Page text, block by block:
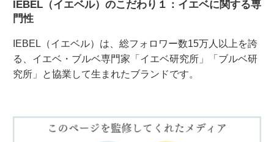
IEBEL（イエベル）のこだわり１：イエベに関する専
門性
IEBEL（イエベル）は、総フォロワー数15万人以上を誇
る、イエベ・ブルベ専門家「イエベ研究所」「ブルベ研
究所」と協業して生まれたブランドです。